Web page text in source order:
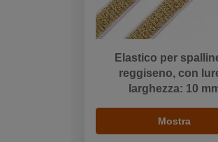
Elastico per
reggiseno, con
larghezza: 10
Mostra